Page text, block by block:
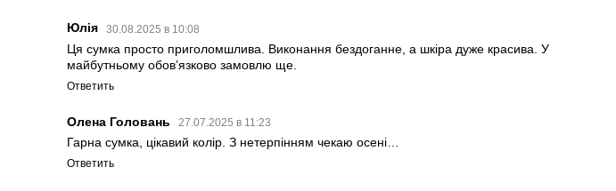
Юлія 30.08.2025 в 10:08
Ця сумка просто приголомшлива. Виконання бездоганне, а шкіра дуже красива. У
майбутньому обов’язково замовлю ще.
Ответить
Олена Головань 27.07.2025 в 11:23
Гарна сумка, цікавий колір. З нетерпінням чекаю осені…
Ответить